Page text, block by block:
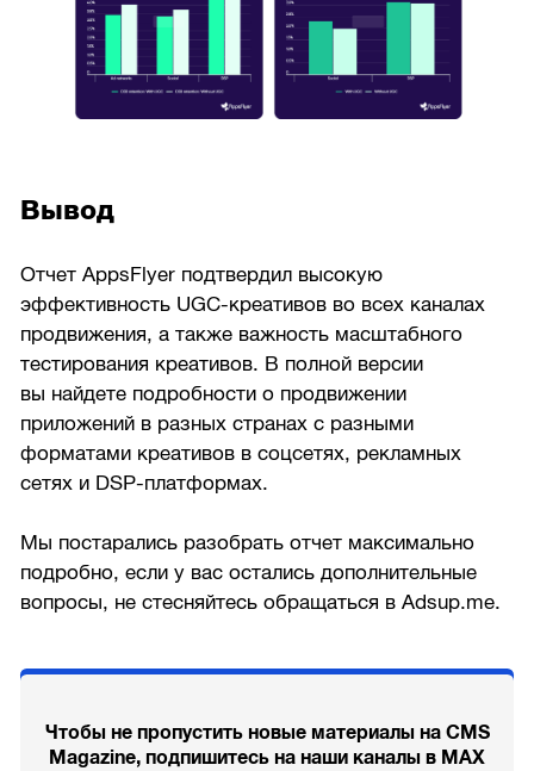
Вывод
Отчет AppsFlyer подтвердил высокую
эффективность UGC-креативов во всех каналах
продвижения, а также важность масштабного
тестирования креативов. В полной версии
вы найдете подробности о продвижении
приложений в разных странах с разными
форматами креативов в соцсетях, рекламных
сетях и DSP-платформах.
Мы постарались разобрать отчет максимально
подробно, если у вас остались дополнительные
вопросы, не стесняйтесь обращаться в Adsup.me.
Чтобы не пропустить новые материалы на CMS
Magazine, подпишитесь на наши каналы в MAX